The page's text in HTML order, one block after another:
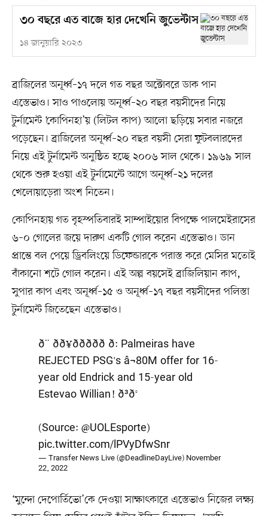
৩০ বছরে এত বাজে হার দেখেনি জুভেন্টাস
১৪ জানুয়ারি ২০২৩
ব্রাজিলের অনূর্ধ্ব–১৭ দলে গত বছর অক্টোবরে ডাক পান
এস্তেভাও। সাও পাওলোয় অনূর্ধ্ব–২০ বছর বয়সীদের নিয়ে
টুর্নামেন্ট ‘কোপিনহা’য় (লিটল কাপ) আলো ছড়িয়ে সবার নজরে
পড়েছেন। ব্রাজিলের অনূর্ধ্ব–২০ বছর বয়সী সেরা ফুটবলারদের
নিয়ে এই টুর্নামেন্ট অনুষ্ঠিত হচ্ছে ২০০৬ সাল থেকে। ১৯৬৯ সাল
থেকে শুরু হওয়া এই টুর্নামেন্টে আগে অনূর্ধ্ব–২১ দলের
খেলোয়াড়েরা অংশ নিতেন।
কোপিনহায় গত বৃহস্পতিবারই সাম্পাইয়োর বিপক্ষে পালমেইরাসের
৬–০ গোলের জয়ে দারুণ একটি গোল করেন এস্তেভাও। ডান
প্রান্তে বল পেয়ে ড্রিবলিংয়ে ডিফেন্ডারকে পরাস্ত করে মেসির মতোই
বাঁকানো শটে গোল করেন। এই অল্প বয়সেই ব্রাজিলিয়ান কাপ,
সুপার কাপ এবং অনূর্ধ্ব–১৫ ও অনূর্ধ্ব–১৭ বছর বয়সীদের পলিস্তা
টুর্নামেন্ট জিতেছেন এস্তেভাও।
ð¨ ðð¥ððððð¡ð: Palmeiras have
REJECTED PSG's â¬80M offer for 16-
year old Endrick and 15-year old
Estevao Willian! ð³ð°
(Source: @UOLEsporte)
pic.twitter.com/lPVyDfwSnr
— Transfer News Live (@DeadlineDayLive) November
22, 2022
‘মুন্দো দেপোর্তিভো’কে দেওয়া সাক্ষাৎকারে এস্তেভাও নিজের লক্ষ্য